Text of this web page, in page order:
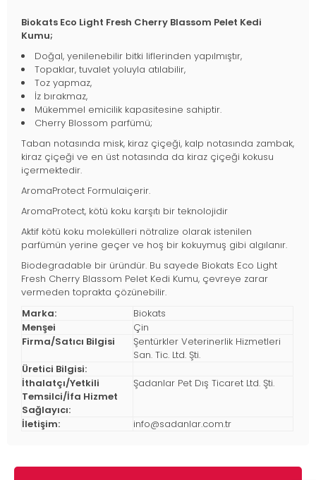
Biokats Eco Light Fresh Cherry Blassom Pelet Kedi
Kumu;
Doğal, yenilenebilir bitki liflerinden yapılmıştır,
Topaklar, tuvalet yoluyla atılabilir,
Toz yapmaz,
İz bırakmaz,
Mükemmel emicilik kapasitesine sahiptir.
Cherry Blossom parfümü;
Taban notasında misk, kiraz çiçeği, kalp notasında zambak,
kiraz çiçeği ve en üst notasında da kiraz çiçeği kokusu
içermektedir.
AromaProtect Formulaiçerir.
AromaProtect, kötü koku karşıtı bir teknolojidir
Aktif kötü koku molekülleri nötralize olarak istenilen
parfümün yerine geçer ve hoş bir kokuymuş gibi algılanır.
Biodegradable bir üründür. Bu sayede Biokats Eco Light
Fresh Cherry Blassom Pelet Kedi Kumu, çevreye zarar
vermeden toprakta çözünebilir.
Marka:
Biokats
Menşei
Çin
Firma/Satıcı Bilgisi
Şentürkler Veterinerlik Hizmetleri
San. Tic. Ltd. Şti.
Üretici Bilgisi:
İthalatçı/Yetkili
Temsilci/İfa Hizmet
Sağlayıcı:
Şadanlar Pet Dış Ticaret Ltd. Şti.
İletişim: info@sadanlar.com.tr